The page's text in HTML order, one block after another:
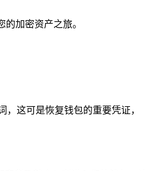
加密资产之旅。
这可是恢复钱包的重要凭证，